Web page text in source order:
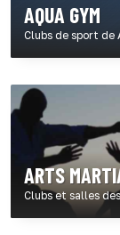
AQUA GYM
Clubs de sport de
ARTS
Clubs et salles